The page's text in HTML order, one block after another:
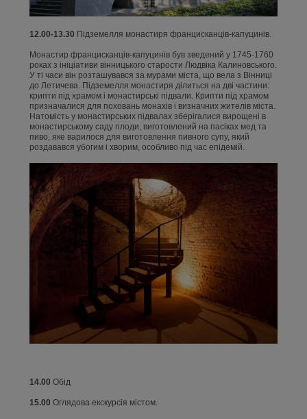
12.00-13.30 Підземелля монастиря францисканців-капуцинів.
Монастир францисканців-капуцинів був зведений у 1745-1760
роках з ініціативи вінницького старости Людвіка Калиновського.
У ті часи він розташувався за мурами міста, що вела з Вінниці
до Летичева. Підземелля монастиря ділиться на дві частини:
крипти під храмом і монастирські підвали. Крипти під храмом
призначалися для поховань монахів і визначних жителів міста.
Натомість у монастирських підвалах зберігалися вирощені в
монастирському саду плоди, виготовлений на пасіках мед та
пиво, яке варилося для виготовлення пивного супу, який
роздавався убогим і хворим, особливо під час епідемій.
14.00 Обід
15.00 Оглядова екскурсія містом.